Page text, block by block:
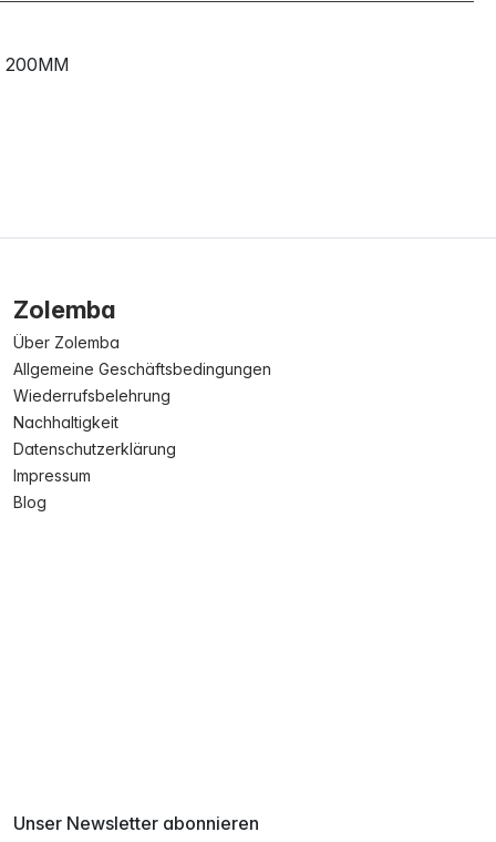
200MM
Zolemba
Über Zolemba
Allgemeine Geschäftsbedingungen
Wiederrufsbelehrung
Nachhaltigkeit
Datenschutzerklärung
Impressum
Blog
Unser Newsletter abonnieren